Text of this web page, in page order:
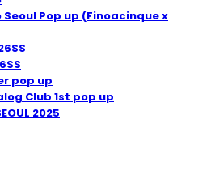
Seoul Pop up (Finoacinque x
pop up
Club 1st pop up
2025